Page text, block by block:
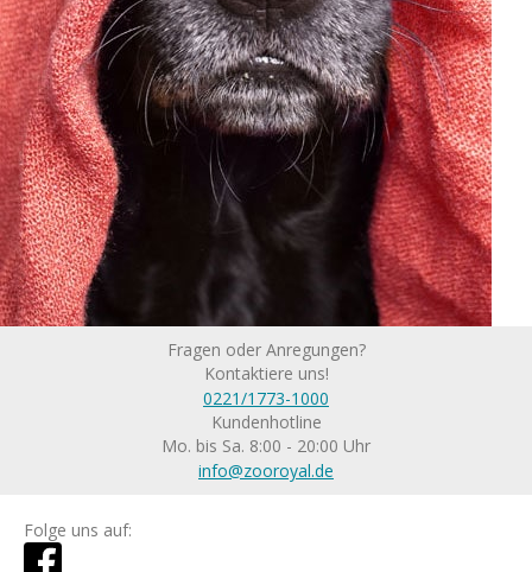
Fragen oder Anregungen?
Kontaktiere uns!
0221/1773-1000
Kundenhotline
Mo. bis Sa. 8:00 - 20:00 Uhr
info@zooroyal.de
Folge uns auf: